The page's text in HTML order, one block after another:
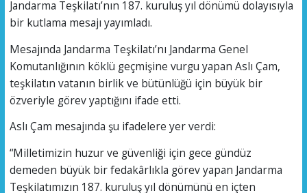
Jandarma Teşkilatı’nın 187. kuruluş yıl dönümü dolayısıyla
bir kutlama mesajı yayımladı.
Mesajında Jandarma Teşkilatı’nı Jandarma Genel
Komutanlığının köklü geçmişine vurgu yapan Aslı Çam,
teşkilatın vatanın birlik ve bütünlüğü için büyük bir
özveriyle görev yaptığını ifade etti.
Aslı Çam mesajında şu ifadelere yer verdi:
“Milletimizin huzur ve güvenliği için gece gündüz
demeden büyük bir fedakârlıkla görev yapan Jandarma
Teşkilatımızın 187. kuruluş yıl dönümünü en içten